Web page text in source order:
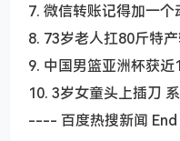
7. 微信转账记得加一个
8. 73岁老人扛80斤特
9. 中国男篮亚洲杯获
10. 3岁女童头上插刀
---- 百度热搜新闻